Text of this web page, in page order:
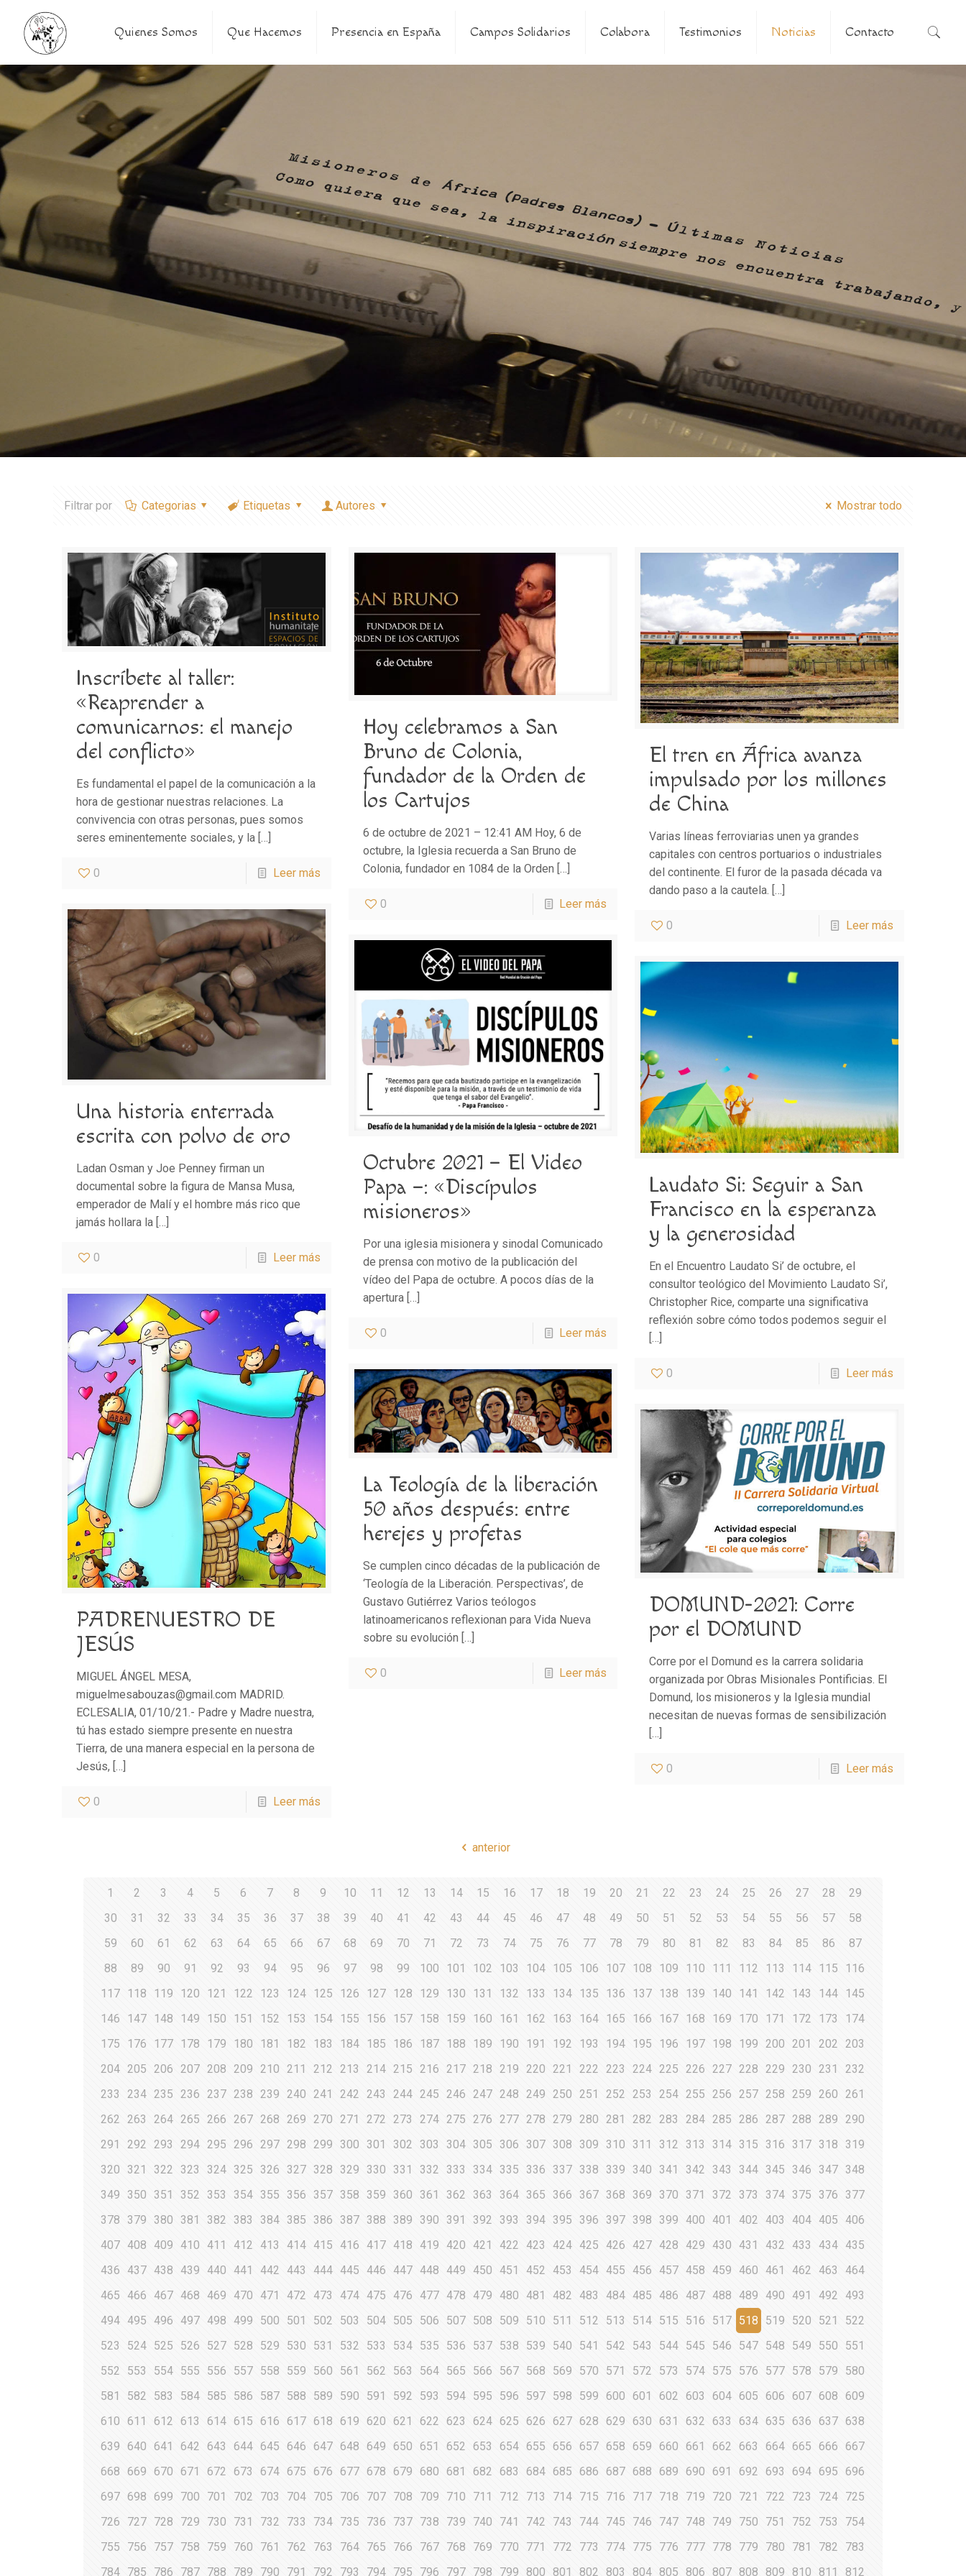
Quienes Somos Que Hacemos Presencia en España Campos Solidarios Colabora Testimonios Noticias Contacto
Filtrar por Categorias Etiquetas Autores Mostrar todo
Inscríbete al taller:
«Reaprender a
comunicarnos: el manejo
del conflicto»
Es fundamental el papel de la comunicación a la
hora de gestionar nuestras relaciones. La
convivencia con otras personas, pues somos
seres eminentemente sociales, y la […]
0 Leer más
Hoy celebramos a San
Bruno de Colonia,
fundador de la Orden de
los Cartujos
6 de octubre de 2021 – 12:41 AM Hoy, 6 de
octubre, la Iglesia recuerda a San Bruno de
Colonia, fundador en 1084 de la Orden […]
0 Leer más
El tren en África avanza
impulsado por los millones
de China
Varias líneas ferroviarias unen ya grandes
capitales con centros portuarios o industriales
del continente. El furor de la pasada década va
dando paso a la cautela. […]
0 Leer más
Una historia enterrada
escrita con polvo de oro
Ladan Osman y Joe Penney firman un
documental sobre la figura de Mansa Musa,
emperador de Malí y el hombre más rico que
jamás hollara la […]
0 Leer más
Octubre 2021 – El Video
Papa –: «Discípulos
misioneros»
Por una iglesia misionera y sinodal Comunicado
de prensa con motivo de la publicación del
vídeo del Papa de octubre. A pocos días de la
apertura[…]
0 Leer más
Laudato Si: Seguir a San
Francisco en la esperanza
y la generosidad
En el Encuentro Laudato Si’ de octubre, el
consultor teológico del Movimiento Laudato Si’,
Christopher Rice, comparte una significativa
reflexión sobre cómo todos podemos seguir el
[…]
0 Leer más
PADRENUESTRO DE
JESÚS
MIGUEL ÁNGEL MESA,
miguelmesabouzas@gmail.com MADRID.
ECLESALIA, 01/10/21.- Padre y Madre nuestra,
tú has estado siempre presente en nuestra
Tierra, de una manera especial en la persona de
Jesús, […]
0 Leer más
La Teología de la liberación
50 años después: entre
herejes y profetas
Se cumplen cinco décadas de la publicación de
‘Teología de la Liberación. Perspectivas’, de
Gustavo Gutiérrez Varios teólogos
latinoamericanos reflexionan para Vida Nueva
sobre su evolución […]
0 Leer más
DOMUND-2021: Corre
por el DOMUND
Corre por el Domund es la carrera solidaria
organizada por Obras Misionales Pontificias. El
Domund, los misioneros y la Iglesia mundial
necesitan de nuevas formas de sensibilización
[…]
0 Leer más
anterior
1 2 3 4 5 6 7 8 9 10 11 12 13 14 15 16 17 18 19 20 21 22 23 24 25 26 27 28
29
30
31 32 33 34 35 36 37 38 39 40 41 42 43 44 45 46 47 48 49 50 51 52 53 54 55 56 57
58
59
60 61 62 63 64 65 66 67 68 69 70 71 72 73 74 75 76 77 78 79 80 81 82 83 84 85 86
87
88
89 90 91 92 93 94 95 96 97 98 99 100 101 102 103 104 105 106 107 108 109 110 111 112 113 114 115
116
117 118 119 120 121 122 123 124 125 126 127 128 129 130 131 132 133 134 135 136 137 138 139 140 141 142 143 144 145
146
147 148 149 150 151 152 153 154 155 156 157 158 159 160 161 162 163 164 165 166 167 168 169 170 171 172 173
174
175
176 177 178 179 180 181 182 183 184 185 186 187 188 189 190 191 192 193 194 195 196 197 198 199 200 201 202
203
204 205 206 207 208 209 210 211 212 213 214 215 216 217 218 219 220 221 222 223 224 225 226 227 228 229 230 231
232
233
234 235 236 237 238 239 240 241 242 243 244 245 246 247 248 249 250 251 252 253 254 255 256 257 258 259 260
261
262
263 264 265 266 267 268 269 270 271 272 273 274 275 276 277 278 279 280 281 282 283 284 285 286 287 288 289
290
291
292 293 294 295 296 297 298 299 300 301 302 303 304 305 306 307 308 309 310 311 312 313 314 315 316 317 318
319
320
321 322 323 324 325 326 327 328 329 330 331 332 333 334 335 336 337 338 339 340 341 342 343 344 345 346 347 348
349
350 351 352 353 354 355 356 357 358 359 360 361 362 363 364 365 366 367 368 369 370 371 372 373 374 375 376
377
378
379 380 381 382 383 384 385 386 387 388 389 390 391 392 393 394 395 396 397 398 399 400 401 402 403 404 405
406
407 408 409 410 411 412 413 414 415 416 417 418 419 420 421 422 423 424 425 426 427 428 429 430 431 432 433 434 435
436
437 438 439 440 441 442 443 444 445 446 447 448 449 450 451 452 453 454 455 456 457 458 459 460 461 462 463
464
465
466 467 468 469 470 471 472 473 474 475 476 477 478 479 480 481 482 483 484 485 486 487 488 489 490 491 492
493
494 495 496 497 498 499 500 501 502 503 504 505 506 507 508 509 510 511 512 513 514 515 516 517 518 519 520 521
522
523
524 525 526 527 528 529 530 531 532 533 534 535 536 537 538 539 540 541 542 543 544 545 546 547 548 549 550
551
552
553 554 555 556 557 558 559 560 561 562 563 564 565 566 567 568 569 570 571 572 573 574 575 576 577 578 579
580
581
582 583 584 585 586 587 588 589 590 591 592 593 594 595 596 597 598 599 600 601 602 603 604 605 606 607 608
609
610
611 612 613 614 615 616 617 618 619 620 621 622 623 624 625 626 627 628 629 630 631 632 633 634 635 636 637 638
639
640 641 642 643 644 645 646 647 648 649 650 651 652 653 654 655 656 657 658 659 660 661 662 663 664 665 666
667
668
669 670 671 672 673 674 675 676 677 678 679 680 681 682 683 684 685 686 687 688 689 690 691 692 693 694 695
696
697 698 699 700 701 702 703 704 705 706 707 708 709 710 711 712 713 714 715 716 717 718 719 720 721 722 723 724 725
726
727 728 729 730 731 732 733 734 735 736 737 738 739 740 741 742 743 744 745 746 747 748 749 750 751 752 753
754
755
756 757 758 759 760 761 762 763 764 765 766 767 768 769 770 771 772 773 774 775 776 777 778 779 780 781 782
783
784 785 786 787 788 789 790 791 792 793 794 795 796 797 798 799 800 801 802 803 804 805 806 807 808 809 810 811 812